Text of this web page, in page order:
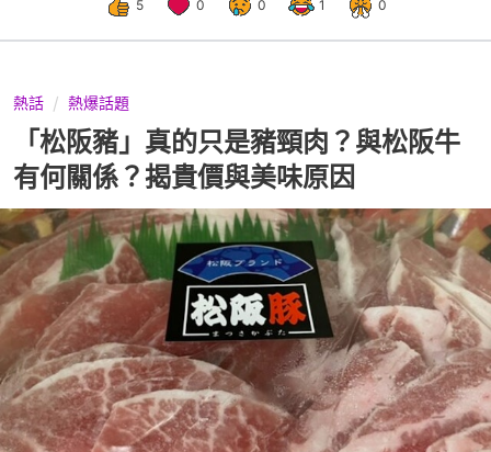
5 0 0 1 0
熱話 熱爆話題
「松阪豬」真的只是豬頸肉？與松阪牛
有何關係？揭貴價與美味原因